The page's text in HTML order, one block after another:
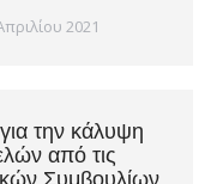
2021
την κάλυψη
από τις
Συμβουλίων